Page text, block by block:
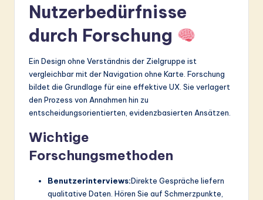
ti
o
Nutzerbedürfnisse
durch Forschung
Ein Design ohne Verständnis der Zielgruppe ist
vergleichbar mit der Navigation ohne Karte. Forschung
bildet die Grundlage für eine effektive UX. Sie verlagert
den Prozess von Annahmen hin zu
entscheidungsorientierten, evidenzbasierten Ansätzen.
Wichtige
Forschungsmethoden
Benutzerinterviews:Direkte Gespräche liefern
qualitative Daten. Hören Sie auf Schmerzpunkte,